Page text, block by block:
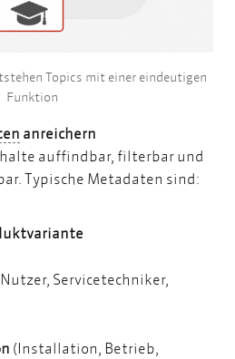
Topics mit einer eindeutigen
Funktion
Metadaten
anreichern
auffindbar, filterbar und
Typische Metadaten sind:
Servicetechniker,
(Installation, Betrieb,